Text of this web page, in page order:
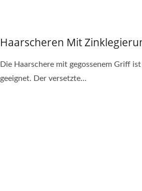
Haarscheren Mit
Die Haarschere mit gegossenem Griff
geeignet. Der versetzte...